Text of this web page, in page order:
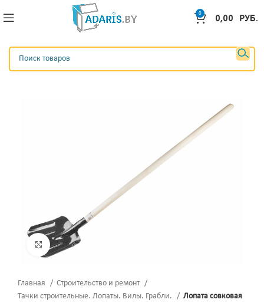
0 0,00 РУБ.
Нажмите, чтобы увеличить
Главная
Строительство и ремонт
Тачки строительные. Лопаты. Вилы. Грабли.
Лопата совковая